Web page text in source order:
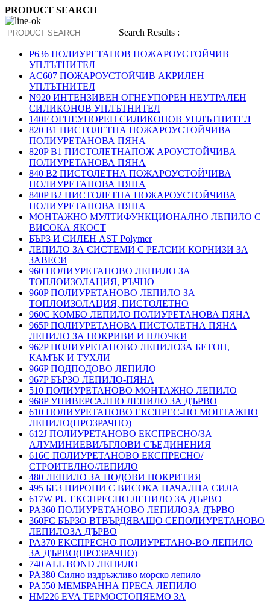
PRODUCT SEARCH
Search Results :
P636 ПОЛИУРЕТАНОВ ПОЖАРОУСТОЙЧИВ
УПЛЪТНИТЕЛ
AC607 ПОЖАРОУСТОЙЧИВ АКРИЛЕН
УПЛЪТНИТЕЛ
N920 ИНТЕНЗИВЕН ОГНЕУПОРЕН НЕУТРАЛЕН
СИЛИКОНОВ УПЛЪТНИТЕЛ
140F ОГНЕУПОРЕН СИЛИКОНОВ УПЛЪТНИТЕЛ
820 B1 ПИСТОЛЕТНА ПОЖАРОУСТОЙЧИВА
ПОЛИУРЕТАНОВА ПЯНА
820P B1 ПИСТОЛЕТНАПОЖ АРОУСТОЙЧИВА
ПОЛИУРЕТАНОВА ПЯНА
840 B2 ПИСТОЛЕТНА ПОЖАРОУСТОЙЧИВА
ПОЛИУРЕТАНОВА ПЯНА
840P B2 ПИСТОЛЕТНА ПОЖАРОУСТОЙЧИВА
ПОЛИУРЕТАНОВА ПЯНА
МОНТАЖНО МУЛТИФУНКЦИОНАЛНО ЛЕПИЛО С
ВИСОКА ЯКОСТ
БЪРЗ И СИЛЕН AST Polymer
ЛЕПИЛО ЗА СИСТЕМИ С РЕЛСИИ КОРНИЗИ ЗА
ЗАВЕСИ
960 ПОЛИУРЕТАНОВО ЛЕПИЛО ЗА
ТОПЛОИЗОЛАЦИЯ, РЪЧНО
960P ПОЛИУРЕТАНОВО ЛЕПИЛО ЗА
ТОПЛОИЗОЛАЦИЯ, ПИСТОЛЕТНО
960C КОМБО ЛЕПИЛО ПОЛИУРЕТАНОВА ПЯНА
965P ПОЛИУРЕТАНОВА ПИСТОЛЕТНА ПЯНА
ЛЕПИЛО ЗА ПОКРИВИ И ПЛОЧКИ
962P ПОЛИУРЕТАНОВО ЛЕПИЛОЗА БЕТОН,
КАМЪК И ТУХЛИ
966P ПОДПОДОВО ЛЕПИЛО
967P БЪРЗО ЛЕПИЛО-ПЯНА
510 ПОЛИУРЕТАНОВО МОНТАЖНО ЛЕПИЛО
968P УНИВЕРСАЛНО ЛЕПИЛО ЗА ДЪРВО
610 ПОЛИУРЕТАНОВО ЕКСПРЕС-НО МОНТАЖНО
ЛЕПИЛО(ПРОЗРАЧНО)
612J ПОЛИУРЕТАНОВО ЕКСПРЕСНО/ЗА
АЛУМИНИЕВИ/ЪГЛОВИ СЪЕДИНЕНИЯ
616C ПОЛИУРЕТАНОВО ЕКСПРЕСНО/
СТРОИТЕЛНО/ЛЕПИЛО
480 ЛЕПИЛО ЗА ПОДОВИ ПОКРИТИЯ
495 БЕЗ ПИРОНИ С ВИСОКА НАЧАЛНА СИЛА
617W PU ЕКСПРЕСНО ЛЕПИЛО ЗА ДЪРВО
PA360 ПОЛИУРЕТАНОВО ЛЕПИЛОЗА ДЪРВО
360FC БЪРЗО ВТВЪРДЯВАЩО СЕПОЛИУРЕТАНОВО
ЛЕПИЛОЗА ДЪРВО
PA370 ЕКСПРЕСНО ПОЛИУРЕТАНО-ВО ЛЕПИЛО
ЗА ДЪРВО(ПРОЗРАЧНО)
740 ALL BOND ЛЕПИЛО
PA380 Силно издръжливо морско лепило
PA550 МЕМБРАННА ПРЕСА ЛЕПИЛО
HM226 EVA ТЕРМОСТОПЯЕМО ЗА